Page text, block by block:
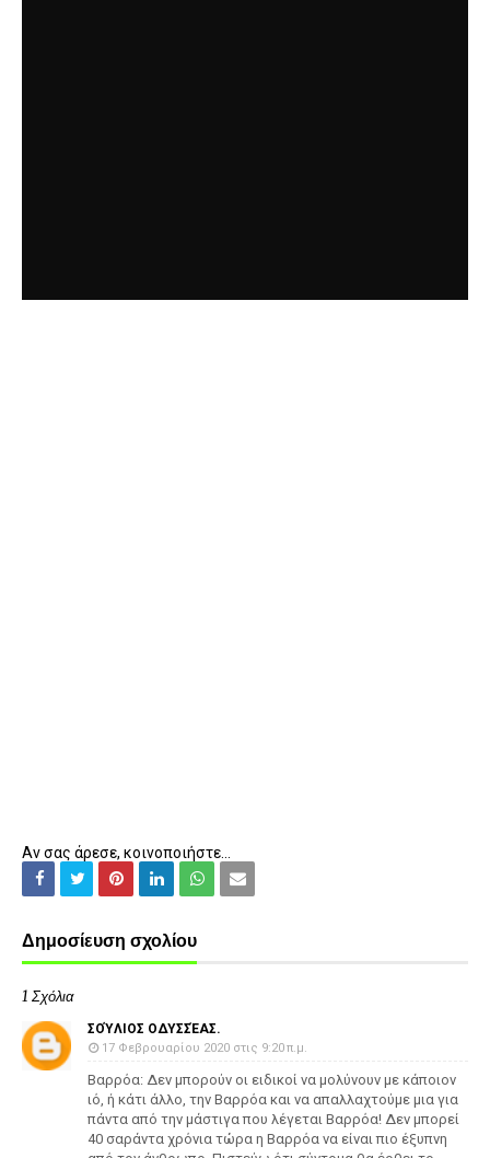
Αν σας άρεσε, κοινοποιήστε...
Δημοσίευση σχολίου
1 Σχόλια
ΣΟΎΛΙΟΣ ΟΔΥΣΣΈΑΣ.
17 Φεβρουαρίου 2020 στις 9:20 π.μ.
Βαρρόα: Δεν μπορούν οι ειδικοί να μολύνουν με κάποιον
ιό, ή κάτι άλλο, την Βαρρόα και να απαλλαχτούμε μια για
πάντα από την μάστιγα που λέγεται Βαρρόα! Δεν μπορεί
40 σαράντα χρόνια τώρα η Βαρρόα να είναι πιο έξυπνη